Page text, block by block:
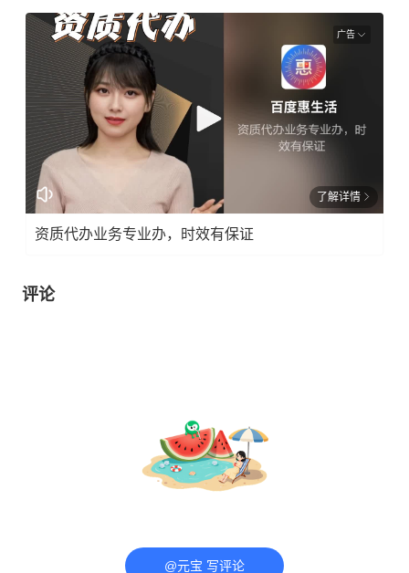
广告
了解详情
资质代办业务专业办，时效有保证
评论
@元宝 写评论